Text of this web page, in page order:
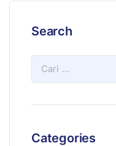
Search
Categories